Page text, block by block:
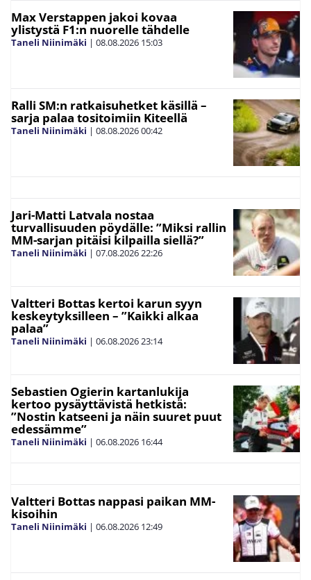
Max Verstappen jakoi kovaa
ylistystä F1:n nuorelle tähdelle
Taneli Niinimäki | 08.08.2026 15:03
Ralli SM:n ratkaisuhetket käsillä –
sarja palaa tositoimiin Kiteellä
Taneli Niinimäki | 08.08.202600:42
Jari-Matti Latvala nostaa
turvallisuuden pöydälle: ”Miksi rallin
MM-sarjan pitäisi kilpailla siellä?”
Taneli Niinimäki | 07.08.202622:26
Valtteri Bottas kertoi karun syyn
keskeytyksilleen – ”Kaikki alkaa
palaa”
Taneli Niinimäki | 06.08.202623:14
Sebastien Ogierin kartanlukija
kertoo pysäyttävistä hetkistä:
”Nostin katseeni ja näin suuret puut
edessämme”
Taneli Niinimäki | 06.08.2026 16:44
Valtteri Bottas nappasi paikan MM-
kisoihin
Taneli Niinimäki | 06.08.2026 12:49